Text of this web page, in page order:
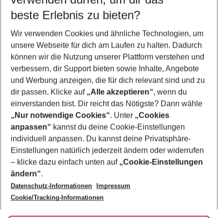
5-8 Nächte
2 Erwachsene Keine Kinder
Mehr Filter anzeigen
Footer
Footer navigation
Über uns
AGB
Bestpreisgarantie
Cookie-Einstellungen ändern
Cookie-Richtlinie
Agenturbetreuung
Barrierefreies Reisen
Folge uns
beste Erlebnis zu bieten?
Wir verwenden Cookies und ähnliche Technologien, um
unsere Webseite für dich am Laufen zu halten. Dadurch
können wir die Nutzung unserer Plattform verstehen und
verbessern, dir Support bieten sowie Inhalte, Angebote
und Werbung anzeigen, die für dich relevant sind und zu
dir passen. Klicke auf „Alle akzeptieren“, wenn du
einverstanden bist. Dir reicht das Nötigste? Dann wähle
„Nur notwendige Cookies“. Unter „Cookies
anpassen“ kannst du deine Cookie-Einstellungen
individuell anpassen. Du kannst deine Privatsphäre-
Einstellungen natürlich jederzeit ändern oder widerrufen
– klicke dazu einfach unten auf „Cookie-Einstellungen
ändern“.
Datenschutz-Informationen
Impressum
Cookie/Tracking-Informationen